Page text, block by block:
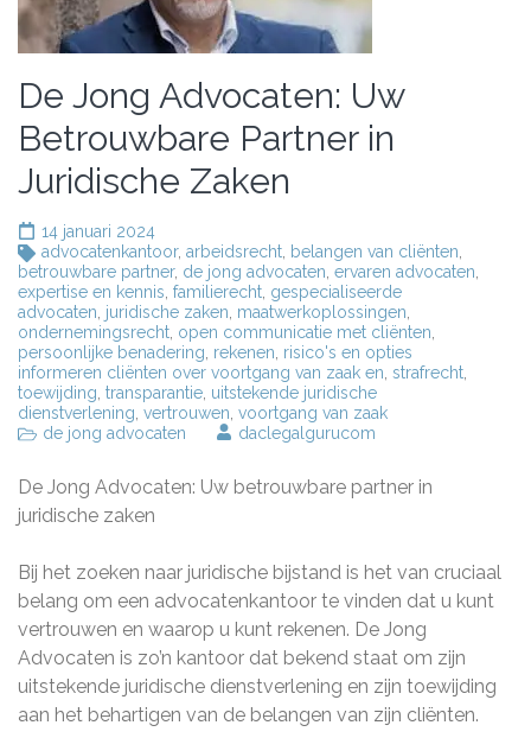
De Jong Advocaten: Uw
Betrouwbare Partner in
Juridische Zaken
14 januari 2024
advocatenkantoor, arbeidsrecht belangen van cliënten
betrouwbare partner, de jong advocaten ervaren advocaten
expertise en kennis familierecht gespecialiseerde
advocaten juridische zaken maatwerkoplossingen
ondernemingsrecht open communicatie met cliënten
persoonlijke benadering rekenen risico's en opties
informeren cliënten over voortgang van zaak en strafrecht
toewijding transparantie uitstekende juridische
dienstverlening vertrouwen voortgang van zaak
de jong advocaten
daclegalgurucom
De Jong Advocaten: Uw betrouwbare partner in
juridische zaken
Bij het zoeken naar juridische bijstand is het van cruciaal
belang om een advocatenkantoor te vinden dat u kunt
vertrouwen en waarop u kunt rekenen. De Jong
Advocaten is zo’n kantoor dat bekend staat om zijn
uitstekende juridische dienstverlening en zijn toewijding
aan het behartigen van de belangen van zijn cliënten.